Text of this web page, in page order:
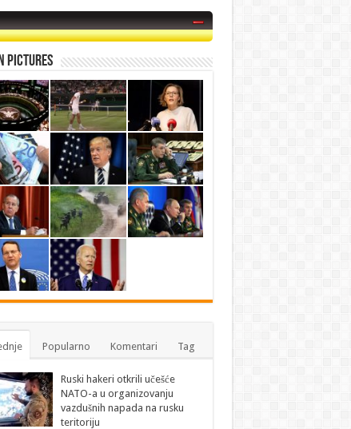
Pictures
Popularno Komentari Tag
Ruski hakeri otkrili učešće
NATO-a u organizovanju
vazdušnih napada na rusku
teritoriju